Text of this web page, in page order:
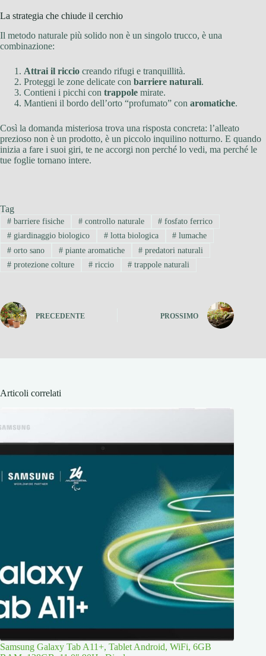
La strategia che chiude il cerchio
Il metodo naturale più solido non è un singolo trucco, è una
combinazione:
Attrai il riccio creando rifugi e tranquillità.
Proteggi le zone delicate con barriere naturali.
Contieni i picchi con trappole mirate.
Mantieni il bordo dell’orto “profumato” con aromatiche.
Così la domanda misteriosa trova una risposta concreta: l’alleato
prezioso non è un prodotto, è un piccolo inquilino notturno. E quando
inizia a fare i suoi giri, te ne accorgi non perché lo vedi, ma perché le
tue foglie tornano intere.
Tag
#barriere fisiche #controllo naturale # fosfato ferrico
#giardinaggio biologico #lotta biologica # lumache
#orto sano #piante aromatiche # predatori naturali
#protezione colture #riccio # trappole naturali
PRECEDENTE PROSSIMO
Articoli correlati
Samsung Galaxy Tab A11+, Tablet Android, WiFi, 6GB